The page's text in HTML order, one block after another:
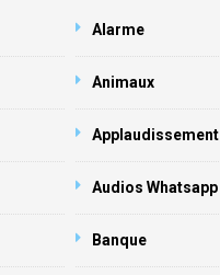
Alarme
Animaux
Applaudissement
Audios Whatsapp
Banque